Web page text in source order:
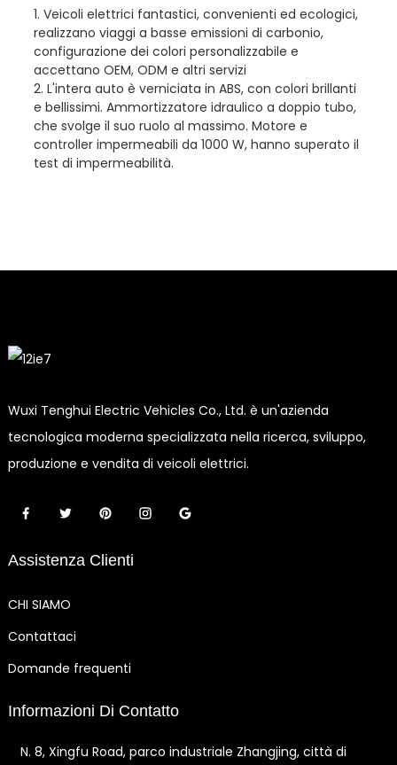
1. Veicoli elettrici fantastici, convenienti ed ecologici,
realizzano viaggi a basse emissioni di carbonio,
configurazione dei colori personalizzabile e
accettano OEM, ODM e altri servizi
2. L'intera auto è verniciata in ABS, con colori brillanti
e bellissimi. Ammortizzatore idraulico a doppio tubo,
che svolge il suo ruolo al massimo. Motore e
controller impermeabili da 1000 W, hanno superato il
test di impermeabilità.
Wuxi Tenghui Electric Vehicles Co., Ltd. è un'azienda
tecnologica moderna specializzata nella ricerca, sviluppo,
produzione e vendita di veicoli elettrici.
Assistenza Clienti
CHI SIAMO
Contattaci
Domande frequenti
Informazioni Di Contatto
N. 8, Xingfu Road, parco industriale Zhangjing, città di